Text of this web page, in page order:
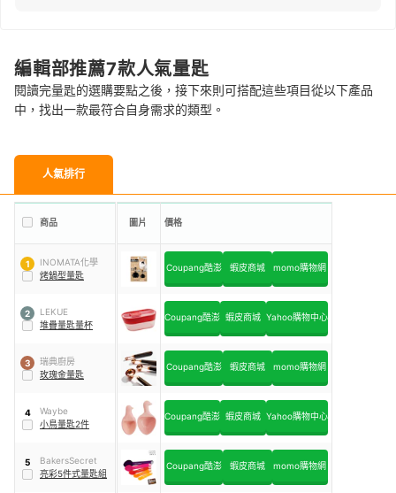
編輯部推薦7款人氣量匙
閱讀完量匙的選購要點之後，接下來則可搭配這些項目從以下產品
中，找出一款最符合自身需求的類型。
人氣排行
商品 圖片 價格
1
INOMATA化學
烤鍋型量匙
Coupang酷澎 蝦皮商城 momo購物網
2
LEKUE
堆疊量匙量杯
Coupang酷澎 蝦皮商城 Yahoo購物中心
3
瑞典廚房
玫瑰金量匙
Coupang酷澎 蝦皮商城 momo購物網
4
Waybe
小鳥量匙2件
Coupang酷澎 蝦皮商城 Yahoo購物中心
5
BakersSecret
亮彩5件式量匙組
Coupang酷澎 蝦皮商城 momo購物網